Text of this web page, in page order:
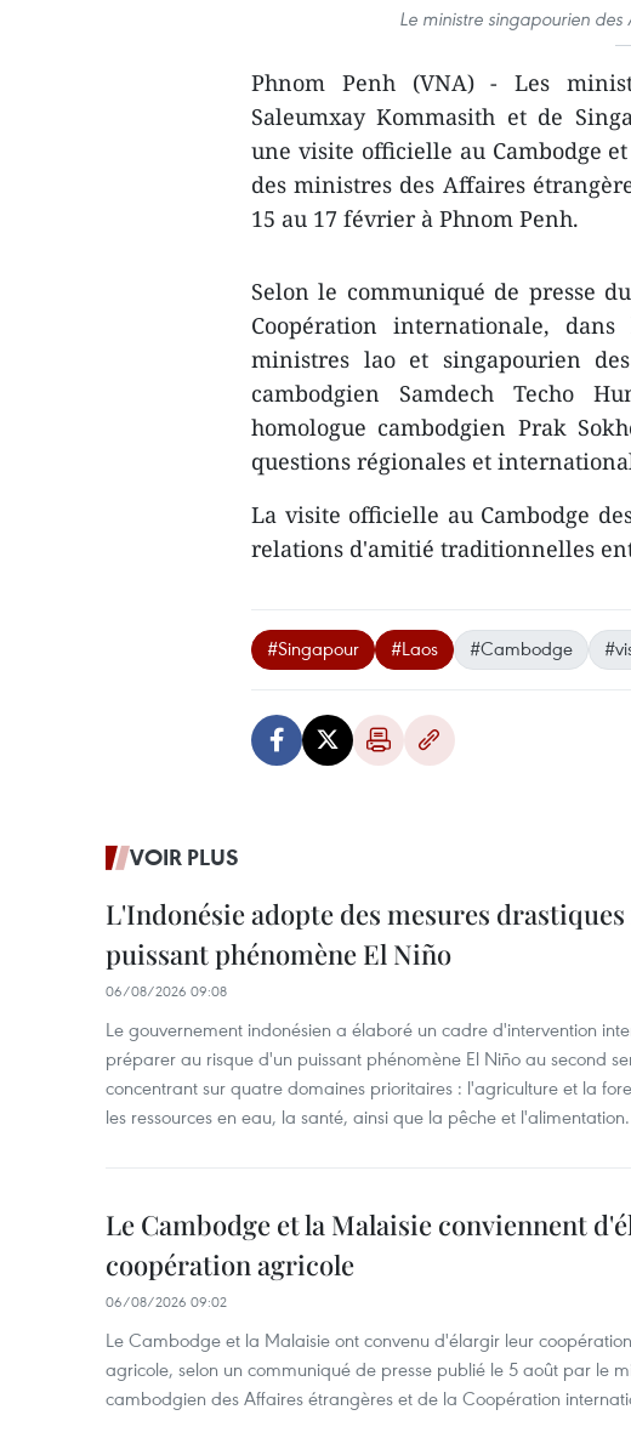
Le ministre singapourien des
Phnom Penh (VNA) - Les
Saleumxay Kommasith et de
une visite officielle au Cambodge
des ministres des Affaires
15 au 17 février à Phnom Penh.
Selon le communiqué de presse
Coopération internationale,
ministres lao et singapourien
cambodgien Samdech Techo
homologue cambodgien Prak
questions régionales et
La visite officielle au Cambodge
relations d'amitié traditionnelles
#Singapour #Laos #Cambodge
VOIR PLUS
L'Indonésie adopte des mesures drastiques
puissant phénomène El Niño
06/08/2026 09:08
Le gouvernement indonésien a élaboré un cadre d'intervention
préparer au risque d'un puissant phénomène El Niño au second
concentrant sur quatre domaines prioritaires : l'agriculture et la
les ressources en eau, la santé, ainsi que la pêche et l'alimentation.
Le Cambodge et la Malaisie conviennent
coopération agricole
06/08/2026 09:02
Le Cambodge et la Malaisie ont convenu d'élargir leur
agricole, selon un communiqué de presse publié le 5 août par le
cambodgien des Affaires étrangères et de la Coopération